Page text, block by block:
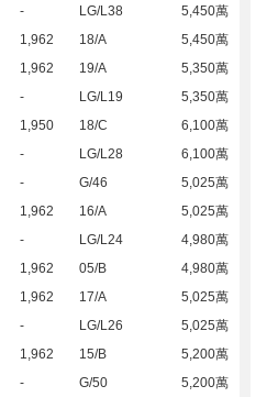
- LG/L38
5,450萬
1,962 18/A
5,450萬
1,962 19/A
5,350萬
- LG/L19
5,350萬
1,950 18/C
6,100萬
- LG/L28
6,100萬
- G/46
5,025萬
1,962 16/A
5,025萬
- LG/L24
4,980萬
1,962 05/B
4,980萬
1,962 17/A
5,025萬
- LG/L26
5,025萬
1,962 15/B
5,200萬
- G/50
5,200萬